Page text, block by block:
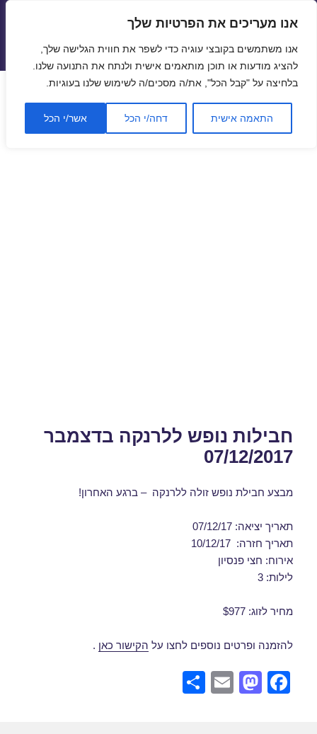
אנו מעריכים את הפרטיות שלך
אנו משתמשים בקובצי עוגיה כדי לשפר את חווית הגלישה שלך,
להציג מודעות או תוכן מותאמים אישית ולנתח את התנועה שלנו.
בלחיצה על "קבל הכל", את/ה מסכים/ה לשימוש שלנו בעוגיות.
התאמה אישית דחה/י הכל אשר/י הכל
תפריטים
ווידג'טים
חבילות נופש ללרנקה בדצמבר
07/12/2017
מבצע חבילת נופש זולה ללרנקה – ברגע האחרון!
תאריך יציאה: 07/12/17
תאריך חזרה: 10/12/17
אירוח: חצי פנסיון
לילות: 3
מחיר לזוג: $977
להזמנה ופרטים נוספים לחצו על הקישור כאן .
F
M
E